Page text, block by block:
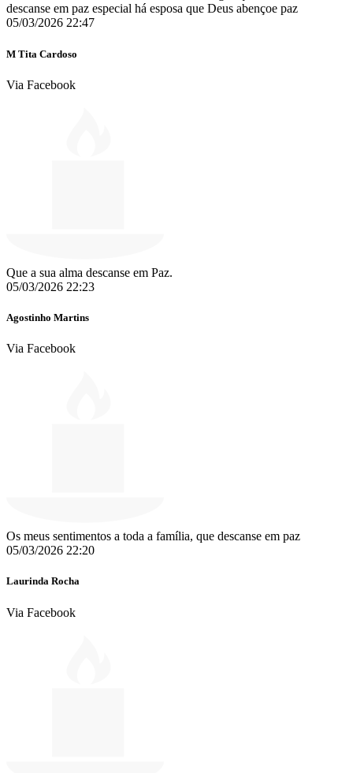
descanse em paz especial há esposa que Deus abençoe paz
05/03/2026 22:47
M Tita Cardoso
Via Facebook
Que a sua alma descanse em Paz.
05/03/2026 22:23
Agostinho Martins
Via Facebook
Os meus sentimentos a toda a família, que descanse em paz
05/03/2026 22:20
Laurinda Rocha
Via Facebook